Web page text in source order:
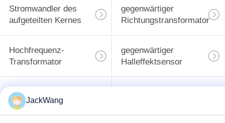
Stromwandler des
aufgeteilten Kernes
gegenwärtiger
Richtungstransformator
Hochfrequenz-
Transformator
gegenwärtiger
Halleffektsensor
BAD Energie-
InduktorJackWang